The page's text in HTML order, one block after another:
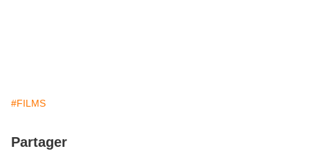
#FILMS
Partager